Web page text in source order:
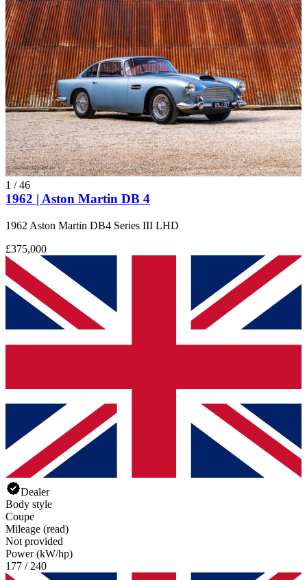
1 /46
1962 | Aston Martin DB 4
1962 Aston Martin DB4 Series III LHD
£375,000
Dealer
Body style
Coupe
Mileage (read)
Not provided
Power (kW/hp)
177 / 240